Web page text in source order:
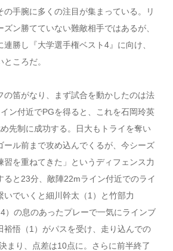
の手腕に多くの注目が集まっている。リ
ン勝てていない難敵相手ではあるが、
勝し『大学選手権ベスト4』に向け、
ころだ。
の笛がなり、まず試合を動かしたのは法
ン付近でPGを得ると、これを石岡玲英
め先制に成功する。日大もトライを奪い
ール前まで攻め込んでくるが、今シーズ
習を重ねてきた」というディフェンス力
ると23分、敵陣22mライン付近でのライ
いでいくと細川幹太（1）と竹部力
4）の息のあったプレーで一気にラインブ
裕悟（1）がパスを受け、走り込んでの
まり、点差は10点に。さらに前半終了